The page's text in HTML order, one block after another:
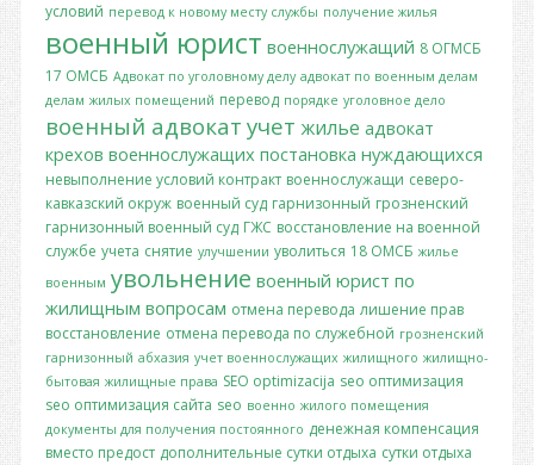
условий перевод к новому месту службы получение жилья
военный юрист военнослужащий 8 ОГМСБ
17 ОМСБ Адвокат по уголовному делу адвокат по военным делам
делам жилых помещений перевод порядке уголовное дело
военный адвокат учет жилье адвокат
крехов военнослужащих постановка нуждающихся
невыполнение условий контракт военнослужащи северо-
кавказский окруж военный суд гарнизонный грозненский
гарнизонный военный суд ГЖС восстановление на военной
службе учета снятие улучшении уволиться 18 ОМСБ жилье
военным увольнение военный юрист по
жилищным вопросам отмена перевода лишение прав
восстановление отмена перевода по служебной грозненский
гарнизонный абхазия учет военнослужащих жилищного жилищно-
бытовая жилищные права SEO optimizacija seo оптимизация
seo оптимизация сайта seo военно жилого помещения
документы для получения постоянного денежная компенсация
вместо предост дополнительные сутки отдыха сутки отдыха